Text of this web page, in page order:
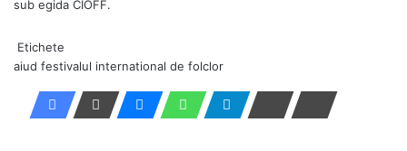
sub egida CIOFF.
Etichete
aiud festivalul international de folclor